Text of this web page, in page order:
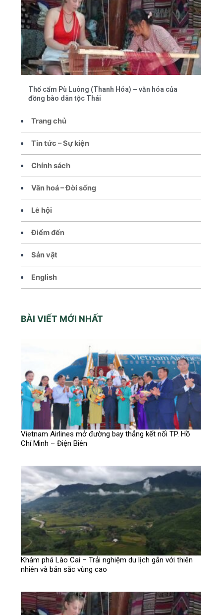
Trang chủ
Tin tức – Sự kiện
Chính sách
Văn hoá – Đời sống
Lễ hội
Điểm đến
Sản vật
English
BÀI VIẾT MỚI NHẤT
Vietnam Airlines mở đường bay thẳng kết nối TP. Hồ
Chí Minh – Điện Biên
Khám phá Lào Cai – Trải nghiệm du lịch gắn với thiên
nhiên và bản sắc vùng cao
Thổ cẩm Pù Luông (Thanh Hóa) – văn hóa của
đồng bào dân tộc Thái